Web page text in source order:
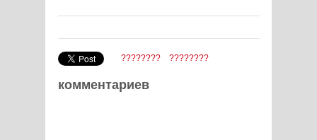
???????? ????????
комментариев